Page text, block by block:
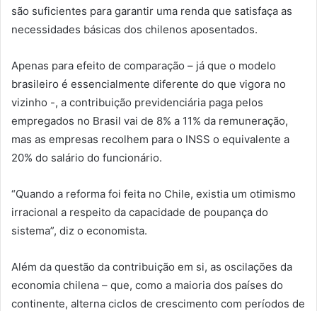
são suficientes para garantir uma renda que satisfaça as
necessidades básicas dos chilenos aposentados.
Apenas para efeito de comparação – já que o modelo
brasileiro é essencialmente diferente do que vigora no
vizinho -, a contribuição previdenciária paga pelos
empregados no Brasil vai de 8% a 11% da remuneração,
mas as empresas recolhem para o INSS o equivalente a
20% do salário do funcionário.
“Quando a reforma foi feita no Chile, existia um otimismo
irracional a respeito da capacidade de poupança do
sistema”, diz o economista.
Além da questão da contribuição em si, as oscilações da
economia chilena – que, como a maioria dos países do
continente, alterna ciclos de crescimento com períodos de